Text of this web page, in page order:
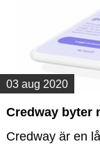
03 aug 2020
Credway byter
Credway är en